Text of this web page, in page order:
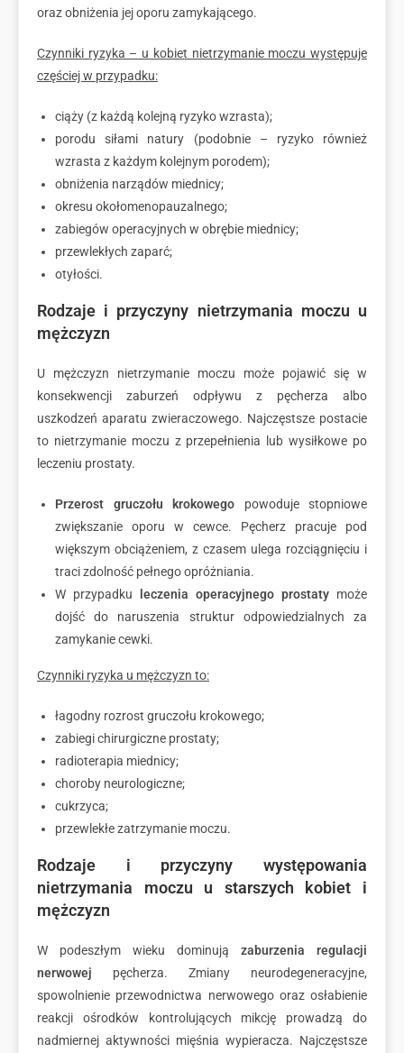
oraz obniżenia jej oporu zamykającego.
Czynniki ryzyka – u kobiet nietrzymanie moczu występuje
częściej w przypadku:
ciąży (z każdą kolejną ryzyko wzrasta);
porodu siłami natury (podobnie – ryzyko również
wzrasta z każdym kolejnym porodem);
obniżenia narządów miednicy;
okresu okołomenopauzalnego;
zabiegów operacyjnych w obrębie miednicy;
przewlekłych zaparć;
otyłości.
Rodzaje i przyczyny nietrzymania moczu u
mężczyzn
U mężczyzn nietrzymanie moczu może pojawić się w
konsekwencji zaburzeń odpływu z pęcherza albo
uszkodzeń aparatu zwieraczowego. Najczęstsze postacie
to nietrzymanie moczu z przepełnienia lub wysiłkowe po
leczeniu prostaty.
Przerost gruczołu krokowego powoduje stopniowe
zwiększanie oporu w cewce. Pęcherz pracuje pod
większym obciążeniem, z czasem ulega rozciągnięciu i
traci zdolność pełnego opróżniania.
W przypadku
leczenia operacyjnego prostaty może
dojść do naruszenia struktur odpowiedzialnych za
zamykanie cewki.
Czynniki ryzyka u mężczyzn to:
łagodny rozrost gruczołu krokowego;
zabiegi chirurgiczne prostaty;
radioterapia miednicy;
choroby neurologiczne;
cukrzyca;
przewlekłe zatrzymanie moczu.
Rodzaje i przyczyny występowania
nietrzymania moczu u starszych kobiet i
mężczyzn
W podeszłym wieku dominują zaburzenia regulacji
nerwowej pęcherza. Zmiany neurodegeneracyjne,
spowolnienie przewodnictwa nerwowego oraz osłabienie
reakcji ośrodków kontrolujących mikcję prowadzą do
nadmiernej aktywności mięśnia wypieracza. Najczęstsze